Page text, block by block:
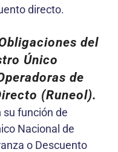
directo.
del
Único
de
(Runeol).
su función de
Nacional de
o Descuento